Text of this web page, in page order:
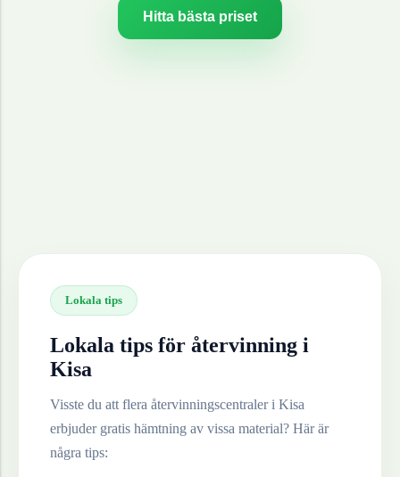
Hitta bästa priset
Lokala tips
Lokala tips för återvinning i
Kisa
Visste du att flera återvinningscentraler i Kisa
erbjuder gratis hämtning av vissa material? Här är
några tips: